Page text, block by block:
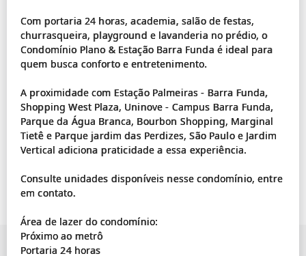
Com portaria 24 horas, academia, salão de festas,
churrasqueira, playground e lavanderia no prédio, o
Condomínio Plano & Estação Barra Funda é ideal para
quem busca conforto e entretenimento.
A proximidade com Estação Palmeiras - Barra Funda,
Shopping West Plaza, Uninove - Campus Barra Funda,
Parque da Água Branca, Bourbon Shopping, Marginal
Tietê e Parque jardim das Perdizes, São Paulo e Jardim
Vertical adiciona praticidade a essa experiência.
Consulte unidades disponíveis nesse condomínio, entre
em contato.
Área de lazer do condomínio:
Próximo ao metrô
Portaria 24 horas